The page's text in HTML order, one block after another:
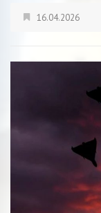
16.04.2026